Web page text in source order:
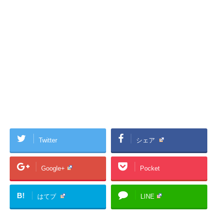
Twitter シェア
Google+ Pocket
B! はてブ LINE